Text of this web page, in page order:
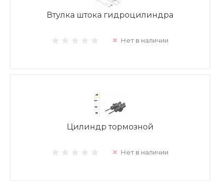
Втулка штока гидроцилиндра
Нет в наличии
Цилиндр тормозной
Нет в наличии